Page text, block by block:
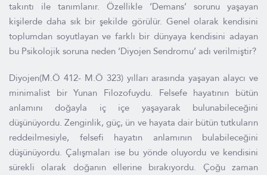
takıntı ile tanımlanır. Özellikle ‘Demans’ sorunu yaşayan
kişilerde daha sık bir şekilde görülür. Genel olarak kendisini
toplumdan soyutlayan ve farklı bir dünyaya kendisini adayan
bu Psikolojik soruna neden ‘Diyojen Sendromu’ adı verilmiştir?
Diyojen(M.Ö 412- M.Ö 323) yılları arasında yaşayan alaycı ve
minimalist bir Yunan Filozofuydu. Felsefe hayatının bütün
anlamını doğayla iç içe yaşayarak bulunabileceğini
düşünüyordu. Zenginlik, güç, ün ve hayata dair bütün tutkuların
reddeilmesiyle, felsefi hayatın anlamının bulabileceğini
düşünüyordu. Çalışmaları ise bu yönde oluyordu ve kendisini
sürekli olarak doğanın ellerine bırakıyordu. Çoğu zaman